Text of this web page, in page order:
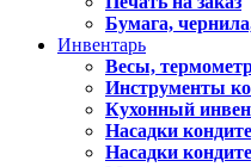
Бумага,
Инвентарь
Весы,
Инструменты
Кухонный
Насадки
Насадки